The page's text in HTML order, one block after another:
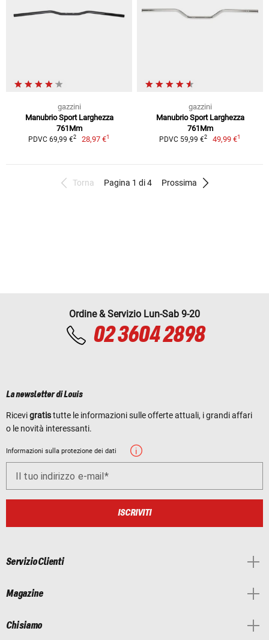
gazzini
Manubrio Sport Larghezza
761Mm
PDVC 69,99 €2 28,97 €1
gazzini
Manubrio Sport Larghezza
761Mm
PDVC 59,99 €2 49,99 €1
Torna Pagina 1 di 4 Prossima
Ordine & Servizio Lun-Sab 9-20
02 3604 2898
La newsletter di Louis
Ricevigratistutte le informazioni sulle offerte attuali, i grandi affari
o le novità interessanti.
Informazioni sulla protezione dei dati
Il tuo indirizzo e-mail
ISCRIVITI
Servizio Clienti
Magazine
Chi siamo